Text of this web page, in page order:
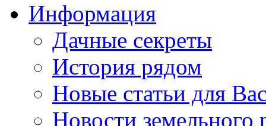
Информация
Дачные секреты
История рядом
Новые статьи для
Новости земельного